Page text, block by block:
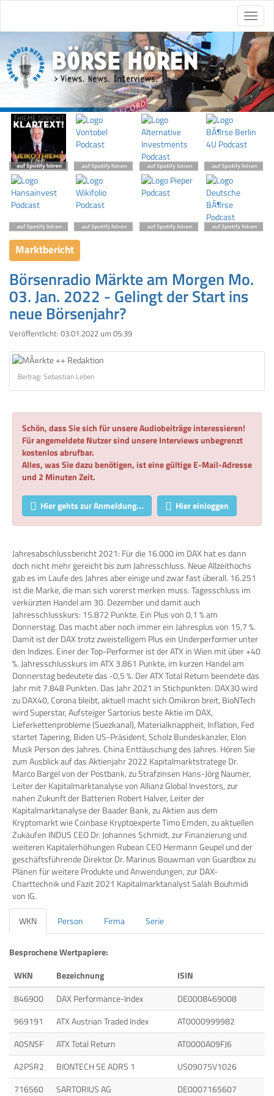
Marktbericht
Börsenradio Märkte am Morgen Mo.
03. Jan. 2022 - Gelingt der Start ins
neue Börsenjahr?
Veröffentlicht: 03.01.2022 um 05:39
Beitrag: Sebastian Leben
Schön, dass Sie sich für unsere Audiobeiträge interessieren!
Für angemeldete Nutzer sind unsere Interviews unbegrenzt
kostenlos abrufbar.
Alles, was Sie dazu benötigen, ist eine gültige E-Mail-Adresse
und 2 Minuten Zeit.
Hier gehts zur Anmeldung... Hier einloggen
Jahresabschlussbericht 2021: Für die 16.000 im DAX hat es dann
doch nicht mehr gereicht bis zum Jahresschluss. Neue Allzeithochs
gab es im Laufe des Jahres aber einige und zwar fast überall. 16.251
ist die Marke, die man sich vorerst merken muss. Tagesschluss im
verkürzten Handel am 30. Dezember und damit auch
Jahresschlusskurs: 15.872 Punkte. Ein Plus von 0,1 % am
Donnerstag. Das macht aber noch immer ein Jahresplus von 15,7 %.
Damit ist der DAX trotz zweistelligem Plus ein Underperformer unter
den Indizes. Einer der Top-Performer ist der ATX in Wien mit über +40
%. Jahresschlusskurs im ATX 3.861 Punkte, im kurzen Handel am
Donnerstag bedeutete das -0,5 %. Der ATX Total Return beendete das
Jahr mit 7.848 Punkten. Das Jahr 2021 in Stichpunkten: DAX30 wird
zu DAX40, Corona bleibt, aktuell macht sich Omikron breit, BioNTech
wird Superstar, Aufsteiger Sartorius beste Aktie im DAX,
Lieferkettenprobleme (Suezkanal), Materialknappheit, Inflation, Fed
startet Tapering, Biden US-Präsident, Scholz Bundeskanzler, Elon
Musk Person des Jahres. China Enttäuschung des Jahres. Hören Sie
zum Ausblick auf das Aktienjahr 2022 Kapitalmarktstratege Dr.
Marco Bargel von der Postbank, zu Strafzinsen Hans-Jörg Naumer,
Leiter der Kapitalmarktanalyse von Allianz Global Investors, zur
nahen Zukunft der Batterien Robert Halver, Leiter der
Kapitalmarktanalyse der Baader Bank, zu Aktien aus dem
Kryptomarkt wie Coinbase Kryptoexperte Timo Emden, zu aktuellen
Zukäufen INDUS CEO Dr. Johannes Schmidt, zur Finanzierung und
weiteren Kapitalerhöhungen Rubean CEO Hermann Geupel und der
geschäftsführende Direktor Dr. Marinus Bouwman von Guardbox zu
Plänen für weitere Produkte und Anwendungen, zur DAX-
Charttechnik und Fazit 2021 Kapitalmarktanalyst Salah Bouhmidi
von IG.
WKN
Person Firma Serie
Besprochene Wertpapiere:
WKN
Bezeichnung
ISIN
846900
DAX Performance-Index
DE0008469008
969191
ATX Austrian Traded Index
AT0000999982
A0SNSF
ATX Total Return
AT0000A09FJ6
A2PSR2
BIONTECH SE ADRS 1
US09075V1026
716560
SARTORIUS AG DE0007165607